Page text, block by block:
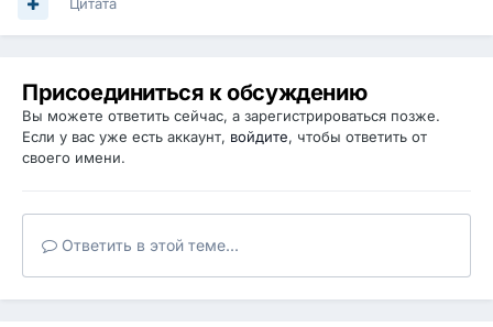
Цитата
Присоединиться к обсуждению
Вы можете ответить сейчас, а зарегистрироваться позже.
Если у вас уже есть аккаунт, войдите, чтобы ответить от
своего имени.
Ответить в этой теме...